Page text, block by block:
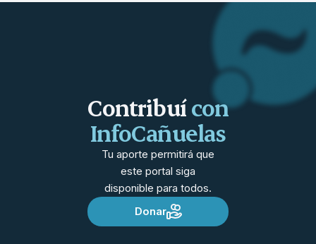
Contribuícon
InfoCañuelas
Tu aporte permitirá que
este portal siga
disponible para todos.
Donar